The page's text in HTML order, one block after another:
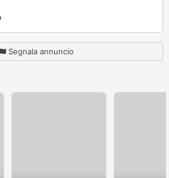
Segnala annuncio